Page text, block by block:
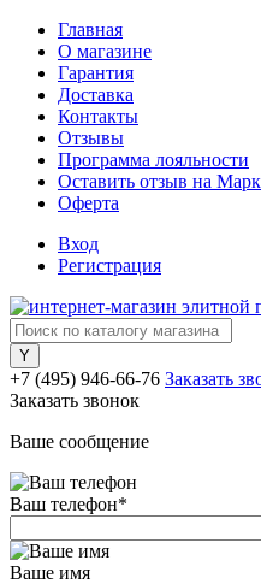
Главная
О магазине
Гарантия
Доставка
Контакты
Отзывы
Программа лояльности
Оставить отзыв на
Оферта
Вход
Регистрация
+7 (495) 946-66-76 Заказать
Заказать звонок
Ваше сообщение
Ваш телефон*
Ваше имя